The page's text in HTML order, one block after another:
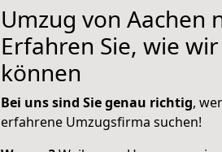
Umzug von Aachen
Erfahren Sie, wie
können
Bei uns sind Sie genau richtig,
erfahrene Umzugsfirma suchen!